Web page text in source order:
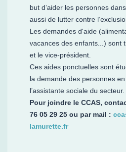
but d’aider les personnes
aussi de lutter contre
Les demandes d'aide
vacances des enfants...) sont
et le vice-président.
Ces aides ponctuelles sont
la demande des personnes
l’assistante sociale du secteur.
Pour joindre le CCAS,
76 05 29 25 ou par mail :
lamurette.fr